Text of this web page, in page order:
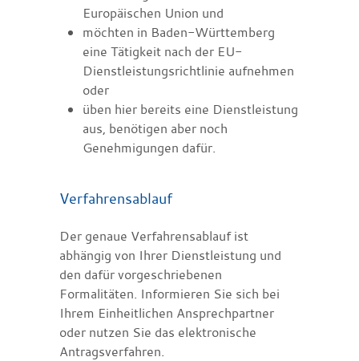
Europäischen Union und
möchten in Baden-Württemberg
eine Tätigkeit nach der EU-
Dienstleistungsrichtlinie aufnehmen
oder
üben hier bereits eine Dienstleistung
aus, benötigen aber noch
Genehmigungen dafür.
Verfahrensablauf
Der genaue Verfahrensablauf ist
abhängig von Ihrer Dienstleistung und
den dafür vorgeschriebenen
Formalitäten. Informieren Sie sich bei
Ihrem Einheitlichen Ansprechpartner
oder nutzen Sie das elektronische
Antragsverfahren.